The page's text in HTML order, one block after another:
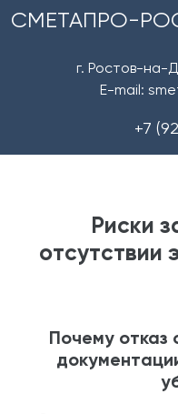
СМЕТАПРО-
г. Ростов-на-
E-mail:
+7
Риски
отсутствии
Почему отказ